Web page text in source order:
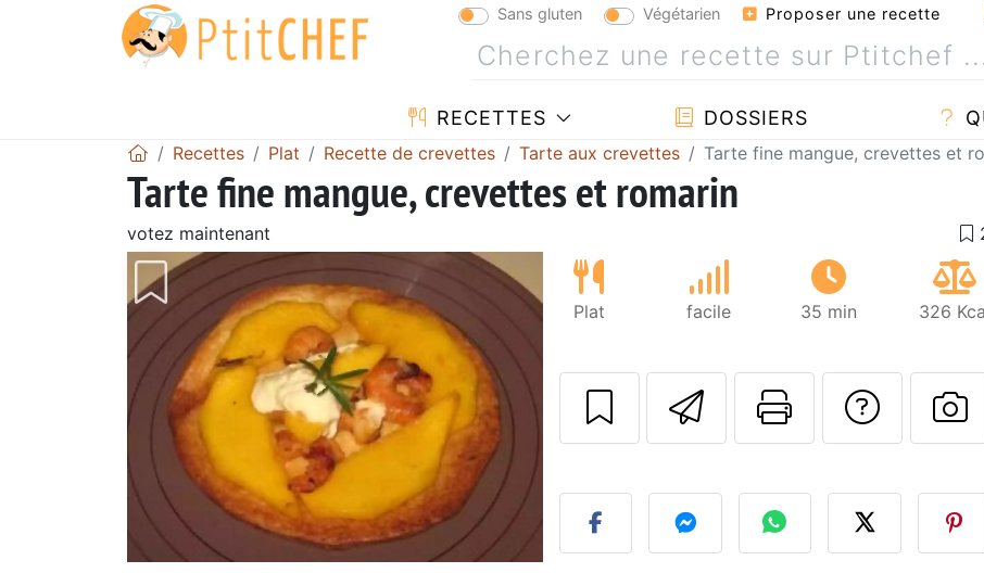
Sans gluten Végétarien Proposer une recette
RECETTES DOSSIERS
Recettes Plat Recette de crevettes Tarte aux crevettes Tarte fine mangue, crevettes et
Tarte fine mangue, crevettes et romarin
votez maintenant
Plat facile 35 min 326
Envoyer cette
Imprimer